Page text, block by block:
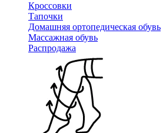
Кроссовки
Тапочки
Домашняя ортопедическая обувь
Массажная обувь
Распродажа